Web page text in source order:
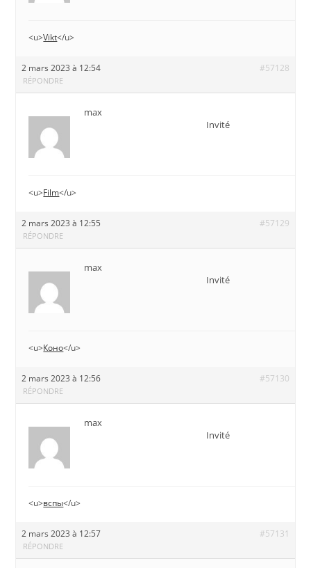
<u>Vikt</u>
2 mars 2023 à 12:54 #57128
RÉPONDRE
max
Invité
<u>Film</u>
2 mars 2023 à 12:55 #57129
RÉPONDRE
max
Invité
<u>Коно</u>
2 mars 2023 à 12:56 #57130
RÉPONDRE
max
Invité
<u>вспы</u>
2 mars 2023 à 12:57 #57131
RÉPONDRE